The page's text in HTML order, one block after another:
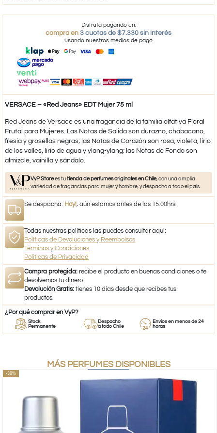
Disfruta pagando en:
compra en 3 cuotas de $7.330 sin interés
usando nuestros medios de pago
VERSACE – «Red Jeans» EDT Mujer 75 ml
Red Jeans de Versace es una fragancia de la familia olfativa Floral
Frutal para Mujeres. Las Notas de Salida son durazno, chabacano,
fresia y grosellas negras; las Notas de Corazón son rosa, violeta, lirio
de los valles, lirio de agua y ylang-ylang; las Notas de Fondo son
almizcle, vainilla y sándalo.
VyP Storees tutienda de perfumes originales en Chile, con una amplia
variedad de fragancias para mujer y hombre, y despacho a todo el país.
Se despacha: Hoy!, aún estamos antes de las 15:00hrs.
Todas nuestras políticas las puedes consultar aquí:
Políticas de Devoluciones y Reembolsos
Términos y Condiciones
Políticas de Privacidad
Compra protegida: recibe el producto en buenas condiciones o te
devolvemos tu dinero.
Devolución Gratis: tienes 10 días desde que recibes tus
productos.
¿Por qué comprar en VyP?
Stock
Permanente
Despacho
a todo Chile
Envíos en menos de 24
horas
MÁS PERFUMES DISPONIBLES
-38%